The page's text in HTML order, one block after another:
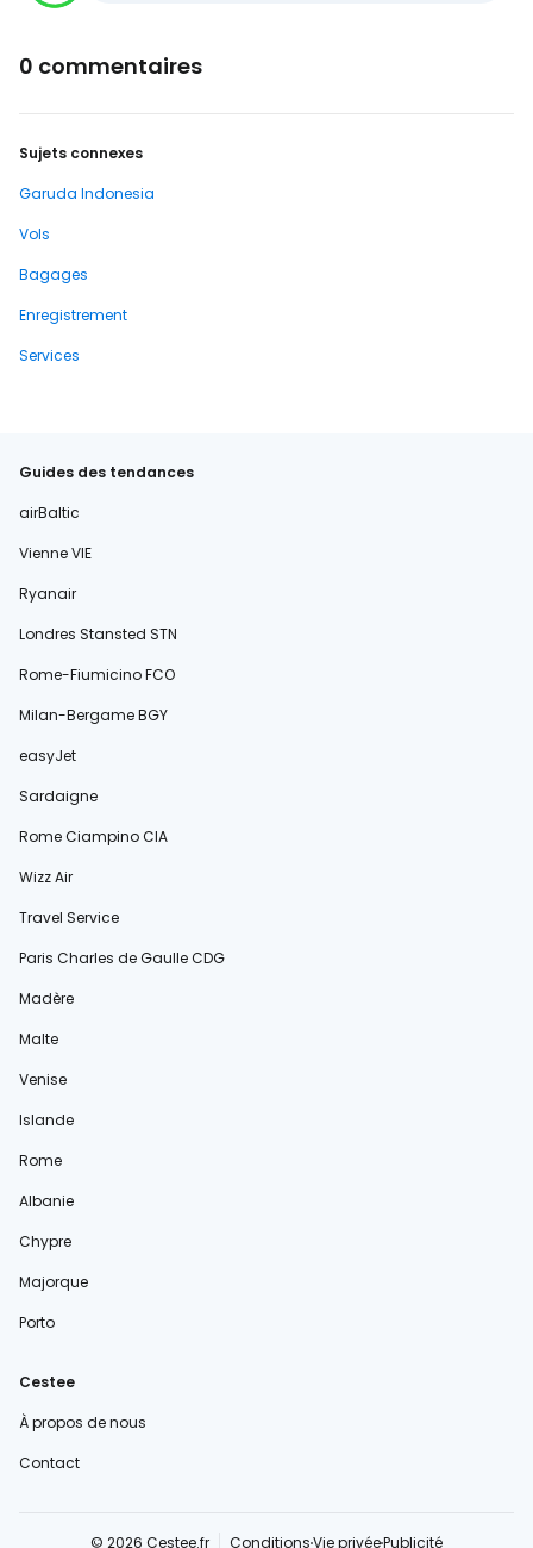
0 commentaires
Sujets connexes
Garuda Indonesia
Vols
Bagages
Enregistrement
Services
Guides des tendances
airBaltic
Vienne VIE
Ryanair
Londres Stansted STN
Rome-Fiumicino FCO
Milan-Bergame BGY
easyJet
Sardaigne
Rome Ciampino CIA
Wizz Air
Travel Service
Paris Charles de Gaulle CDG
Madère
Malte
Venise
Islande
Rome
Albanie
Chypre
Majorque
Porto
Cestee
À propos de nous
Contact
© 2026 Cestee.fr ConditionsVie privéePublicité